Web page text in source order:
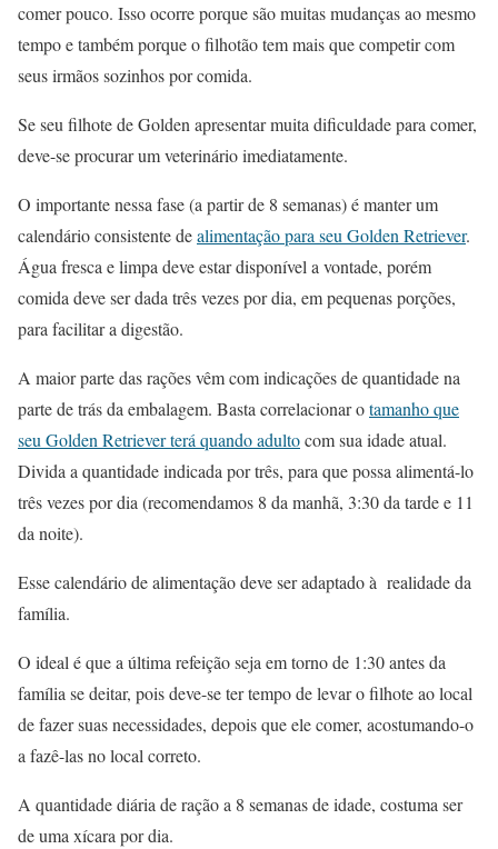
comer pouco. Isso ocorre porque são muitas mudanças ao mesmo
tempo e também porque o filhotão tem mais que competir com
seus irmãos sozinhos por comida.
Se seu filhote de Golden apresentar muita dificuldade para comer,
deve-se procurar um veterinário imediatamente.
O importante nessa fase (a partir de 8 semanas) é manter um
calendário consistente dealimentação para seu Golden Retriever.
Água fresca e limpa deve estar disponível a vontade, porém
comida deve ser dada três vezes por dia, em pequenas porções,
para facilitar a digestão.
A maior parte das rações vêm com indicações de quantidade na
parte de trás da embalagem. Basta correlacionar otamanho que
seu Golden Retriever terá quando adultocom sua idade atual.
Divida a quantidade indicada por três, para que possa alimentá-lo
três vezes por dia (recomendamos 8 da manhã, 3:30 da tarde e 11
da noite).
Esse calendário de alimentação deve ser adaptado à realidade da
famí­lia.
O ideal é que a última refeição seja em torno de 1:30 antes da
famí­lia se deitar, pois deve-se ter tempo de levar o filhote ao local
de fazer suas necessidades, depois que ele comer, acostumando-o
a fazê-las no local correto.
A quantidade diária de ração a 8 semanas de idade, costuma ser
de uma xícara por dia.